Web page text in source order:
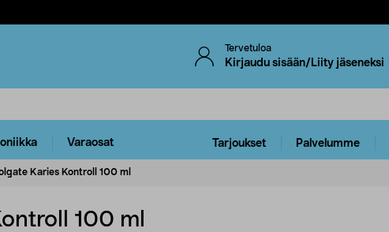
Tervetuloa
Kirjaudu sisään/Liity jäseneksi
Varaosat Tarjoukset Palvelumme
Karies Kontroll 100 ml
100 ml